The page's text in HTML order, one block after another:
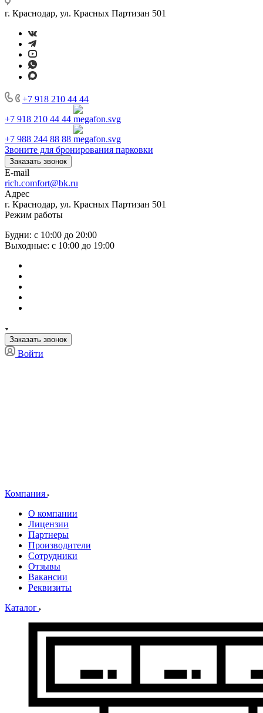
г. Краснодар, ул. Красных Партизан 501
+7 918 210 44 44
+7 918 210 44 44
+7 988 244 88 88
Звоните для бронирования парковки
Заказать звонок
E-mail
rich.comfort@bk.ru
Адрес
г. Краснодар, ул. Красных Партизан 501
Режим работы
Будни: с 10:00 до 20:00
Выходные: с 10:00 до 19:00
Заказать звонок
Войти
Компания
О компании
Лицензии
Партнеры
Производители
Сотрудники
Отзывы
Вакансии
Реквизиты
Каталог